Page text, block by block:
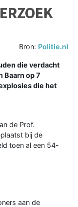
Bron: Politie.nl
die verdacht
Baarn op 7
die het
de Prof.
bij de
toen al een 54-
aan de